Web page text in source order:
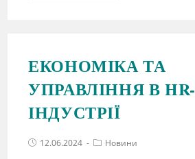
ЕКОНОМІКА ТА
УПРАВЛІННЯ В HR-
ІНДУСТРІЇ
12.06.2024 Новини